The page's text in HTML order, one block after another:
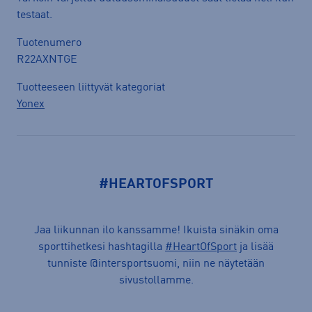
testaat.
Tuotenumero
R22AXNTGE
Tuotteeseen liittyvät kategoriat
Yonex
#HEARTOFSPORT
Jaa liikunnan ilo kanssamme! Ikuista sinäkin oma
sporttihetkesi hashtagilla #HeartOfSport ja lisää
tunniste @intersportsuomi, niin ne näytetään
sivustollamme.